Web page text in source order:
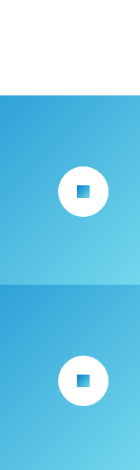
arrow_forward
arrow_forward